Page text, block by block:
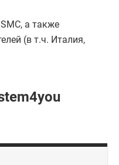
а также
(в т.ч. Италия,